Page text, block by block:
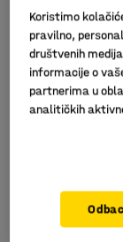
Od
Potpuno
Radni stol u
Koristimo
pravilno,
društvenih
informacije o
partnerima u
analitičkih